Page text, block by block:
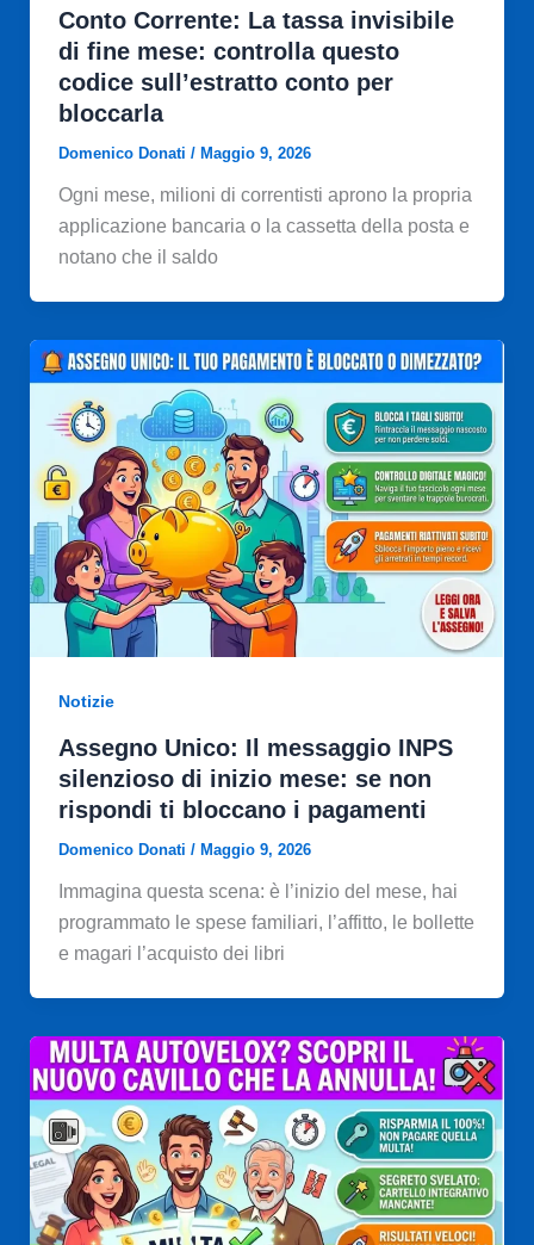
Conto Corrente: La tassa invisibile
di fine mese: controlla questo
codice sull’estratto conto per
bloccarla
Domenico Donati / Maggio 9, 2026
Ogni mese, milioni di correntisti aprono la propria
applicazione bancaria o la cassetta della posta e
notano che il saldo
Notizie
Assegno Unico: Il messaggio INPS
silenzioso di inizio mese: se non
rispondi ti bloccano i pagamenti
Domenico Donati / Maggio 9, 2026
Immagina questa scena: è l’inizio del mese, hai
programmato le spese familiari, l’affitto, le bollette
e magari l’acquisto dei libri